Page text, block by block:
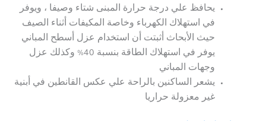
يحافظ علي درجة حرارة المبنى شتاء وصيفا ، ويوفر
في استهلاك الكهرباء وخاصة المكيفات أثناء الصيف
حيث الأبحاث أثبتت أن استخدام عزل أسطح المباني
يوفر في استهلاك الطاقة بنسبة 40% وكذلك عزل
وجهات المباني
يشعر الساكنين بالراحة علي عكس القانطين في أبنية
غير معزولة حراريا